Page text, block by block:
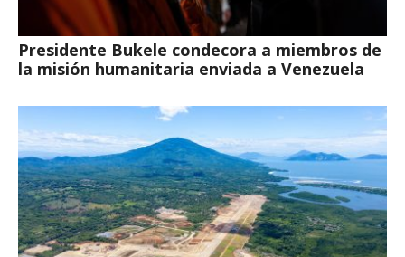
Presidente Bukele condecora a miembros de
la misión humanitaria enviada a Venezuela